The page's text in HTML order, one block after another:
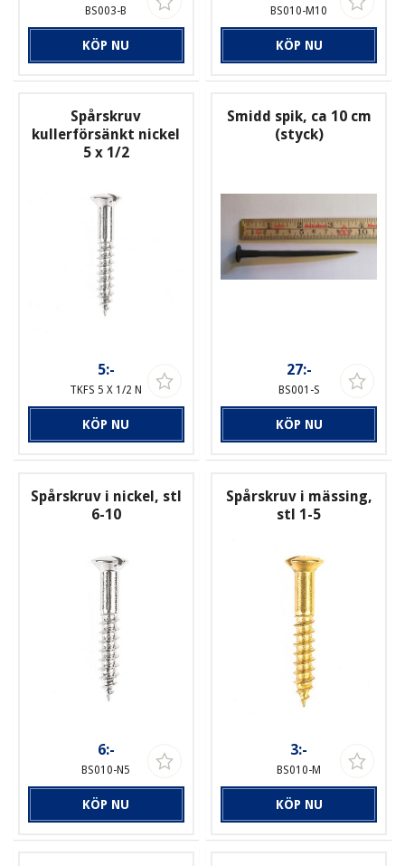
BS003-B
KÖP NU
BS010-M10
KÖP NU
Spårskruv
kullerförsänkt nickel
5 x 1/2
5:-
TKFS 5 X 1/2 N
KÖP NU
Smidd spik, ca 10 cm
(styck)
27:-
BS001-S
KÖP NU
Spårskruv i nickel, stl
6-10
6:-
BS010-N5
KÖP NU
Spårskruv i mässing,
stl 1-5
3:-
BS010-M
KÖP NU